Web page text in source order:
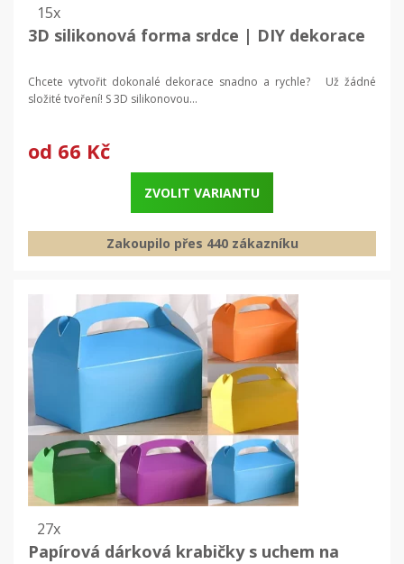
15x
3D silikonová forma srdce | DIY dekorace
Chcete vytvořit dokonalé dekorace snadno a rychle? Už žádné
složité tvoření! S 3D silikonovou...
od 66 Kč
ZVOLIT VARIANTU
Zakoupilo přes 440 zákazníku
27x
Papírová dárková krabičky s uchem na